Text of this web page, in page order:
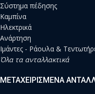
Σύστημα πέδησης
Καμπίνα
Ηλεκτρικά
Ανάρτηση
Ιμάντες - Ράουλα &
Όλα τα ανταλλακτικά
ΜΕΤΑΧΕΙΡΙΣΜΕΝΑ